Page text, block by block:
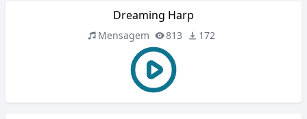
Dreaming Harp
Mensagem 813 172